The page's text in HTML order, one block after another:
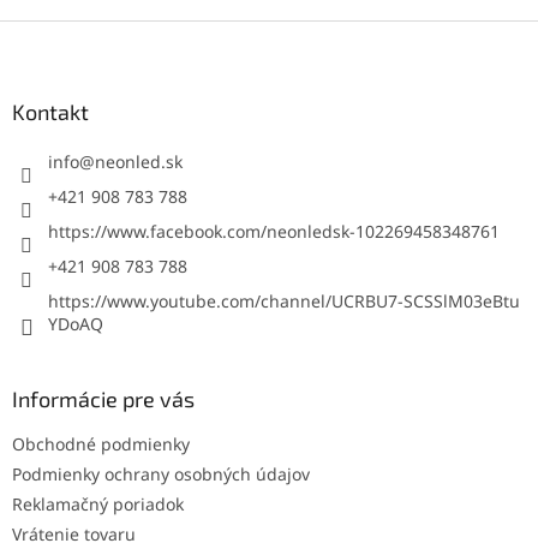
Kontakt
info@neonled.sk
+421 908 783 788
https://www.facebook.com/neonledsk-102269458348761
+421 908 783 788
https://www.youtube.com/channel/UCRBU7-SCSSlM03eBtu
YDoAQ
Informácie pre vás
Obchodné podmienky
Podmienky ochrany osobných údajov
Reklamačný poriadok
Vrátenie tovaru